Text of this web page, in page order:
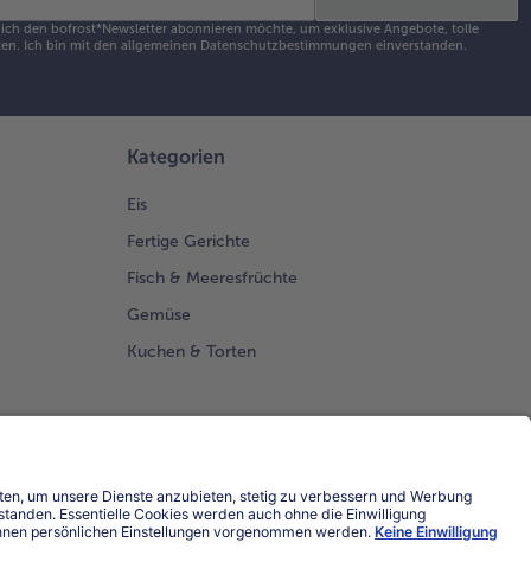
den bofrost*Newsletter abonnieren möchte, um exklusive Angebote, tolle
Ich bin mit den allgemeinen Datenschutzbestimmungen einverstanden.
Kategorien
Eis
Fertige Gerichte
Fisch & Meeresfrüchte
Gemüse
Kuchen & Torten